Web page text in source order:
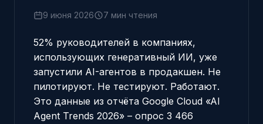
9 июня 2026 7 мин чтения
52% руководителей в компаниях,
использующих генеративный ИИ, уже
запустили AI-агентов в продакшен. Не
пилотируют. Не тестируют. Работают.
Это данные из отчёта Google Cloud «AI
Agent Trends 2026» – опрос 3 466